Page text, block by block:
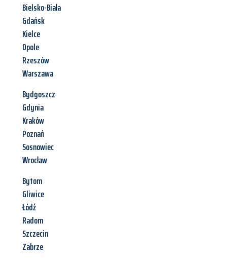
Bielsko-Biała
Gdańsk
Kielce
Opole
Rzeszów
Warszawa
Bydgoszcz
Gdynia
Kraków
Poznań
Sosnowiec
Wrocław
Bytom
Gliwice
Łódź
Radom
Szczecin
Zabrze